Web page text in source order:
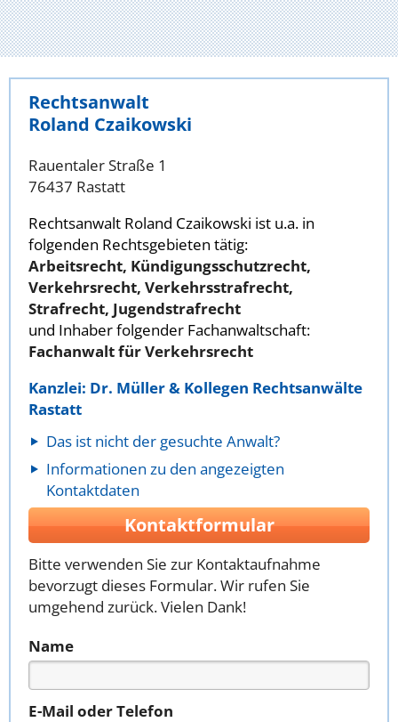
Rechtsanwalt
Roland Czaikowski
Rauentaler Straße 1
76437 Rastatt
Rechtsanwalt Roland Czaikowski ist u.a. in
folgenden Rechtsgebieten tätig:
Arbeitsrecht, Kündigungsschutzrecht,
Verkehrsrecht, Verkehrsstrafrecht,
Strafrecht, Jugendstrafrecht
und Inhaber folgender Fachanwaltschaft:
Fachanwalt für Verkehrsrecht
Kanzlei: Dr. Müller & Kollegen Rechtsanwälte
Rastatt
Das ist nicht der gesuchte Anwalt?
Informationen zu den angezeigten
Kontaktdaten
Kontaktformular
Bitte verwenden Sie zur Kontaktaufnahme
bevorzugt dieses Formular. Wir rufen Sie
umgehend zurück. Vielen Dank!
Name
E-Mail oder Telefon